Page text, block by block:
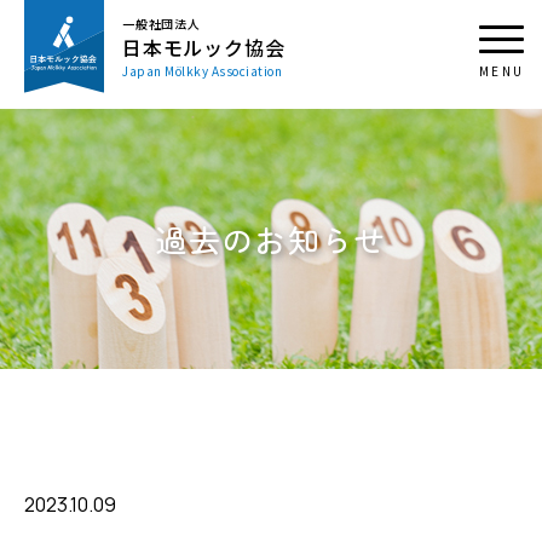
一般社団法人
日本モルック協会
Japan Mölkky Association
過去のお知らせ
2023.10.09